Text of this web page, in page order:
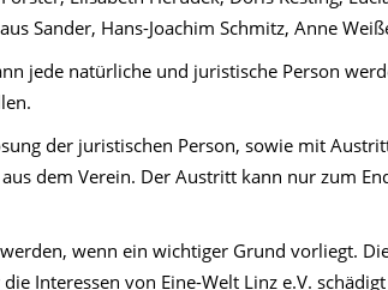
Sander, Hans-Joachim Schmitz, Anne
jede natürliche und juristische Person
der juristischen Person, sowie mit
dem Verein. Der Austritt kann nur zum
wenn ein wichtiger Grund vorliegt.
Interessen von Eine-Welt Linz e.V.